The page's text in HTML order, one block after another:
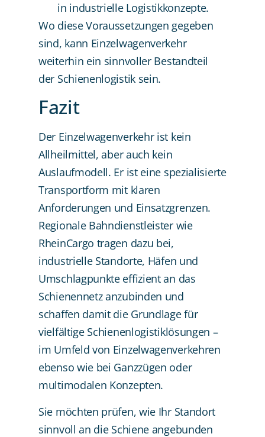
in industrielle Logistikkonzepte.
Wo diese Voraussetzungen gegeben
sind, kann Einzelwagenverkehr
weiterhin ein sinnvoller Bestandteil
der Schienenlogistik sein.
Fazit
Der Einzelwagenverkehr ist kein
Allheilmittel, aber auch kein
Auslaufmodell. Er ist eine spezialisierte
Transportform mit klaren
Anforderungen und Einsatzgrenzen.
Regionale Bahndienstleister wie
RheinCargo tragen dazu bei,
industrielle Standorte, Häfen und
Umschlagpunkte effizient an das
Schienennetz anzubinden und
schaffen damit die Grundlage für
vielfältige Schienenlogistiklösungen –
im Umfeld von Einzelwagenverkehren
ebenso wie bei Ganzzügen oder
multimodalen Konzepten.
Sie möchten prüfen, wie Ihr Standort
sinnvoll an die Schiene angebunden